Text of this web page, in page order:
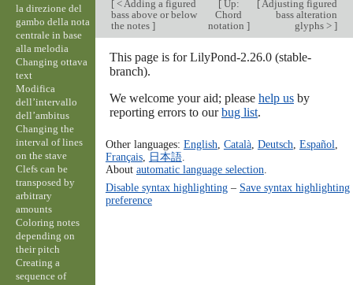
[< Adding a figured
bass above or below
the notes ]
[Up:
Chord
notation ]
[Adjusting figured
bass alteration
glyphs > ]
This page is for LilyPond-2.26.0 (stable-
branch).
We welcome your aid; please help usby
reporting errors to ourbug list.
Other languages: English Català, Deutsch Español
Français, 日本語.
About automatic language selection
Disable syntax highlighting– Save syntax highlighting
preference
la direzione del
gambo della nota
centrale in base
alla melodia
Changing ottava
text
Modifica
dell’intervallo
dell’ambitus
Changing the
interval of lines
on the stave
Clefs can be
transposed by
arbitrary
amounts
Coloring notes
depending on
their pitch
Creating a
sequence of